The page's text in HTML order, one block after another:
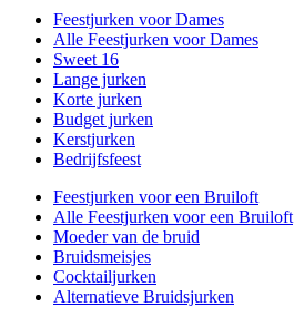
Feestjurken voor Dames
Alle Feestjurken voor Dames
Sweet 16
Lange jurken
Korte jurken
Budget jurken
Kerstjurken
Bedrijfsfeest
Feestjurken voor een Bruiloft
Alle Feestjurken voor een Bruiloft
Moeder van de bruid
Bruidsmeisjes
Cocktailjurken
Alternatieve Bruidsjurken